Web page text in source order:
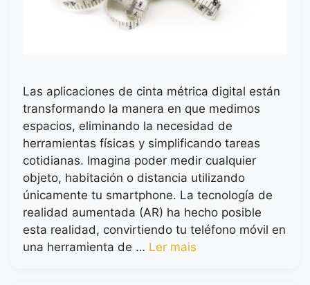
Las aplicaciones de cinta métrica digital están
transformando la manera en que medimos
espacios, eliminando la necesidad de
herramientas físicas y simplificando tareas
cotidianas. Imagina poder medir cualquier
objeto, habitación o distancia utilizando
únicamente tu smartphone. La tecnología de
realidad aumentada (AR) ha hecho posible
esta realidad, convirtiendo tu teléfono móvil en
una herramienta de … Ler mais